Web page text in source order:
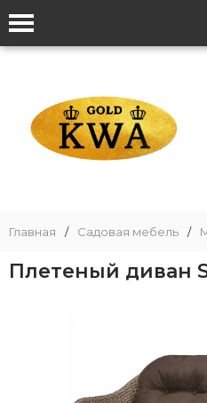
Главная / Садовая мебель /
Плетеный диван